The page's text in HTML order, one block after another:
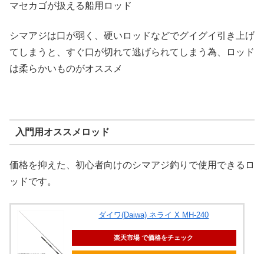
マセカゴが扱える船用ロッド
シマアジは口が弱く、硬いロッドなどでグイグイ引き上げ
てしまうと、すぐ口が切れて逃げられてしまう為、ロッド
は柔らかいものがオススメ
入門用オススメロッド
価格を抑えた、初心者向けのシマアジ釣りで使用できるロ
ッドです。
ダイワ(Daiwa) ネライ X MH-240
楽天市場 で価格をチェック